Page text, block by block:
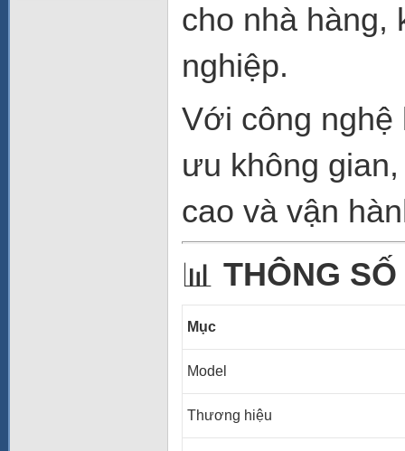
cho nhà hàng,
nghiệp.
Với công nghệ
ưu không
cao và vận
📊 THÔNG
Mục
Model
Thương hiệu